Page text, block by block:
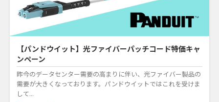
【パンドウイット】光ファイバーパッチコード特価キャ
ンペーン
昨今のデータセンター需要の高まりに伴い、光ファイバー製品の
需要が大きくなっております。パンドウイットではこれを受けま
して...